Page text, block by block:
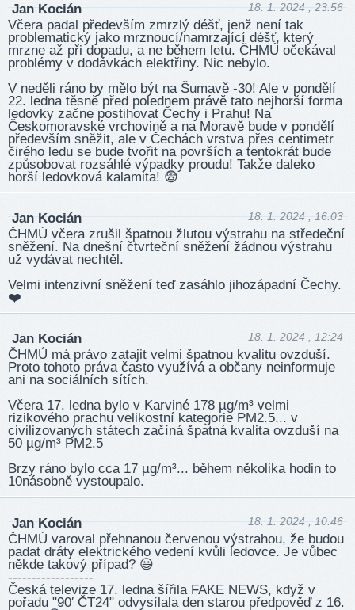
Jan Kocián 18. 1. 2024 , 23:56
Včera padal především zmrzlý déšť, jenž není tak
problematický jako mrznoucí/namrzající déšť, který
mrzne až při dopadu, a ne během letu. ČHMÚ očekával
problémy v dodávkách elektřiny. Nic nebylo.
V neděli ráno by mělo být na Šumavě -30! Ale v pondělí
22. ledna těsně před polednem právě tato nejhorší forma
ledovky začne postihovat Čechy i Prahu! Na
Českomoravské vrchovině a na Moravě bude v pondělí
především sněžit, ale v Čechách vrstva přes centimetr
čirého ledu se bude tvořit na površích a tentokrát bude
způsobovat rozsáhlé výpadky proudu! Takže daleko
horší ledovková kalamita! 😨
Jan Kocián 18. 1. 2024 , 16:03
ČHMÚ včera zrušil špatnou žlutou výstrahu na středeční
sněžení. Na dnešní čtvrteční sněžení žádnou výstrahu
už vydávat nechtěl.
Velmi intenzivní sněžení teď zasáhlo jihozápadní Čechy.
❤️‍
Jan Kocián 18. 1. 2024 , 12:24
ČHMÚ má právo zatajit velmi špatnou kvalitu ovzduší.
Proto tohoto práva často využívá a občany neinformuje
ani na sociálních sítích.
Včera 17. ledna bylo v Karviné 178 µg/m³ velmi
rizikového prachu velikostní kategorie PM2.5... v
civilizovaných státech začíná špatná kvalita ovzduší na
50 µg/m³ PM2.5
Brzy ráno bylo cca 17 µg/m³... během několika hodin to
10násobně vystoupalo.
Jan Kocián 18. 1. 2024 , 10:46
ČHMÚ varoval přehnanou červenou výstrahou, že budou
padat dráty elektrického vedení kvůli ledovce. Je vůbec
někde takový případ? 😃
------------------
Česká televize 17. ledna šířila FAKE NEWS, když v
pořadu "90′ ČT24" odvysílala den starou předpověď z 16.